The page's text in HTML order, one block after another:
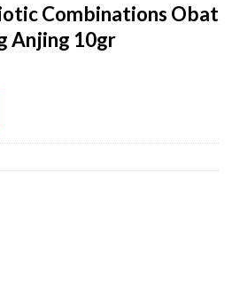
Combinations Obat
Anjing 10gr